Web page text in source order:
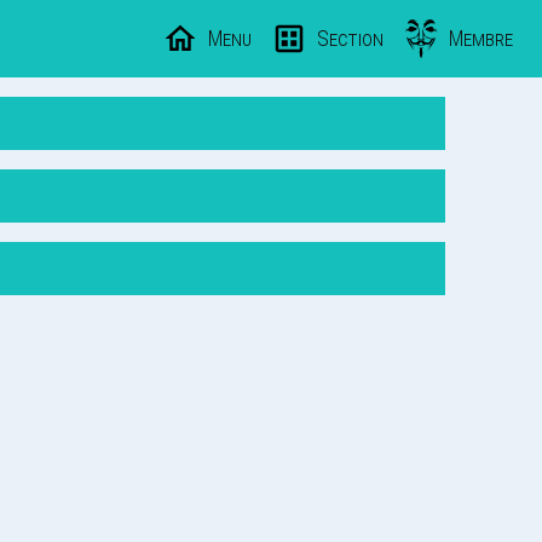
Menu Section Membre